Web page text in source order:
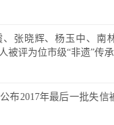
张晓辉、杨玉中、南
被评为位市级“非遗”传
布2017年最后一批失信